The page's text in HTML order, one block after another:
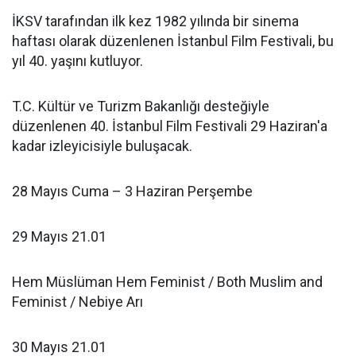
İKSV tarafından ilk kez 1982 yılında bir sinema
haftası olarak düzenlenen İstanbul Film Festivali, bu
yıl 40. yaşını kutluyor.
T.C. Kültür ve Turizm Bakanlığı desteğiyle
düzenlenen 40. İstanbul Film Festivali 29 Haziran'a
kadar izleyicisiyle buluşacak.
28 Mayıs Cuma – 3 Haziran Perşembe
29 Mayıs 21.01
Hem Müslüman Hem Feminist / Both Muslim and
Feminist / Nebiye Arı
30 Mayıs 21.01